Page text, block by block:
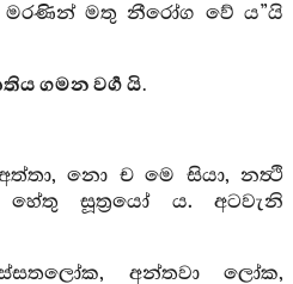
මතු නීරෝග වේ ය”යි
ගමන වර්‍ග යි.
නො ච මෙ සියා, නත්‍ථි
සූත්‍රයෝ ය. අටවැනි
අන්තවා ලෝක,